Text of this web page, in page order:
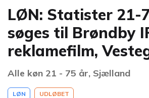
LØN: Statister 21-
søges til Brøndby
reklamefilm,
Alle køn 21 - 75 år, Sjælland
LØN UDLØBET